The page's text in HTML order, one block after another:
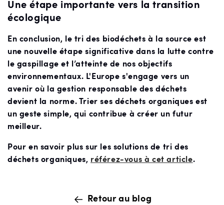
Une étape importante vers la transition
écologique
En conclusion, le tri des biodéchets à la source est
une nouvelle étape significative dans la lutte contre
le gaspillage et l’atteinte de nos objectifs
environnementaux. L'Europe s'engage vers un
avenir où la gestion responsable des déchets
devient la norme. Trier ses déchets organiques est
un geste simple, qui contribue à créer un futur
meilleur.
Pour en savoir plus sur les solutions de tri des
déchets organiques, référez-vous à cet article.
Retour au blog